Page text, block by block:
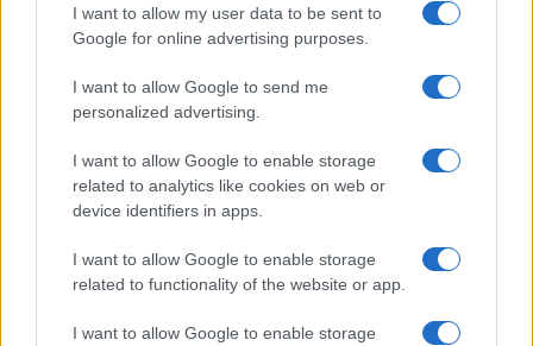
I want to allow my user data to be sent to
Google for online advertising purposes.
I want to allow Google to send me
personalized advertising.
I want to allow Google to enable storage
related to analytics like cookies on web or
device identifiers in apps.
I want to allow Google to enable storage
related to functionality of the website or app.
I want to allow Google to enable storage